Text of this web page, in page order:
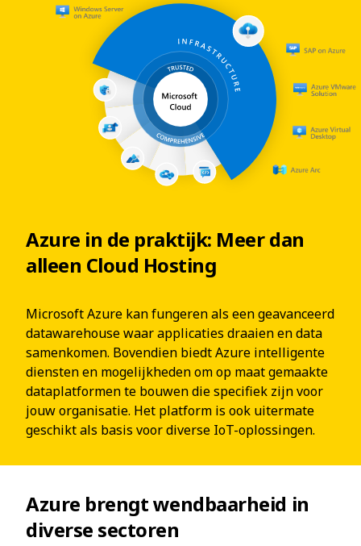
Azure in de praktijk: Meer dan
alleen Cloud Hosting
Microsoft Azure kan fungeren als een geavanceerd
datawarehouse waar applicaties draaien en data
samenkomen. Bovendien biedt Azure intelligente
diensten en mogelijkheden om op maat gemaakte
dataplatformen te bouwen die specifiek zijn voor
jouw organisatie. Het platform is ook uitermate
geschikt als basis voor diverse IoT-oplossingen.
Azure brengt wendbaarheid in
diverse sectoren